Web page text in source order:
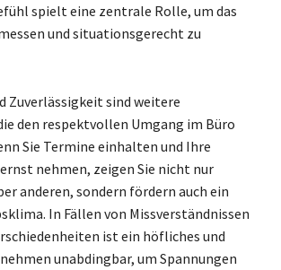
spielt eine zentrale Rolle, um das
und situationsgerecht zu
Zuverlässigkeit sind weitere
den respektvollen Umgang im Büro
Sie Termine einhalten und Ihre
nehmen, zeigen Sie nicht nur
anderen, sondern fördern auch ein
In Fällen von Missverständnissen
ist ein höfliches und
unabdingbar, um Spannungen